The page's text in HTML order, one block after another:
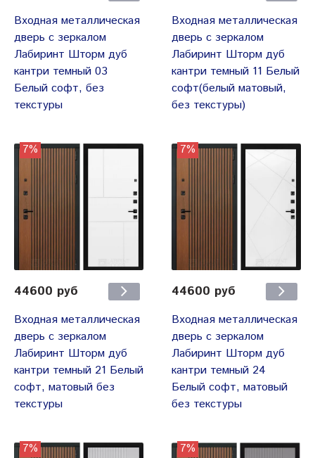
Входная металлическая
дверь с зеркалом
Лабиринт Шторм дуб
кантри темный 03
Белый софт, без
текстуры
Входная металлическая
дверь с зеркалом
Лабиринт Шторм дуб
кантри темный 11 Белый
софт(белый матовый,
без текстуры)
7%
44600 руб
Входная металлическая
дверь с зеркалом
Лабиринт Шторм дуб
кантри темный 21 Белый
софт, матовый без
текстуры
7%
44600 руб
Входная металлическая
дверь с зеркалом
Лабиринт Шторм дуб
кантри темный 24
Белый софт, матовый
без текстуры
7% 7%